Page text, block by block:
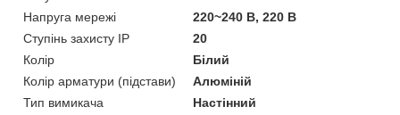
Напруга мережі
220~240 В, 220 В
Ступінь захисту IP
20
Колір
Білий
Колір арматури (підстави)
Алюміній
Тип вимикача
Настінний